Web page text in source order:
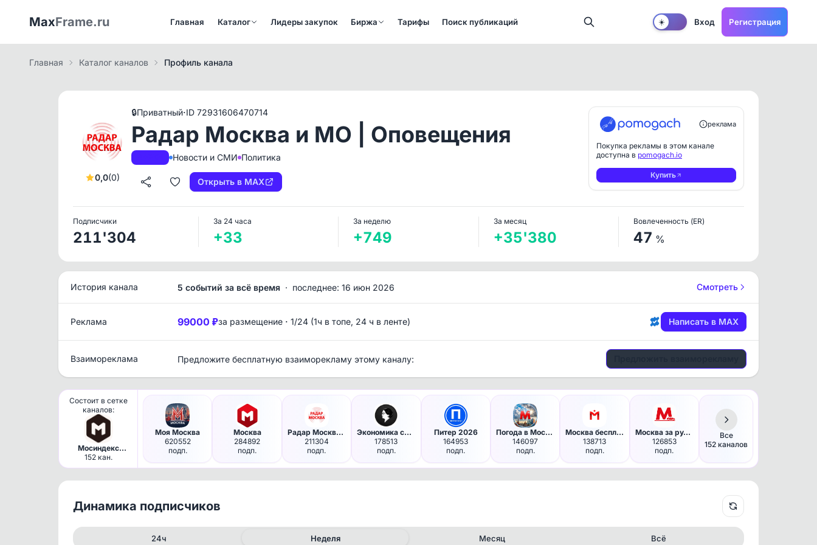
MaxFrame.ru Главная Каталог Лидеры закупок Биржа Тарифы Поиск публикаций ☀️ Вход Регистрация
Главная Каталог каналов Профиль канала
0,0(0)
🔒Приватный·ID 72931606470714
Радар Москва и МО | Оповещения
Новости и СМИ Политика
Открыть в MAX
реклама
Покупка рекламы в этом канале
доступна в pomogach.io
Купить
Подписчики
211'304
За 24 часа
+33
За неделю
+749
За месяц
+35'380
Вовлеченность (ER)
47 %
История канала 5 событий за всё время · последнее: 16 июн 2026 Смотреть
Реклама 99000 ₽за размещение · 1/24 (1ч в топе, 24 ч в ленте) Написать в MAX
Взаимореклама Предложите бесплатную взаиморекламу этому каналу:
Состоит в сетке
каналов:
Мосиндекс
Медиа /
Московские
152 кан.
Моя Москва
620552
подп.
Москва
284892
подп.
Радар Москва и МО | Оповещения
211304
подп.
Экономика сегодня
178513
подп.
Питер 2026
164953
подп.
Погода в Москве
146097
подп.
Москва бесплатная
138713
подп.
Москва за рулём
126853
подп.
Все
152 каналов
Динамика подписчиков
24ч Неделя Месяц Всё